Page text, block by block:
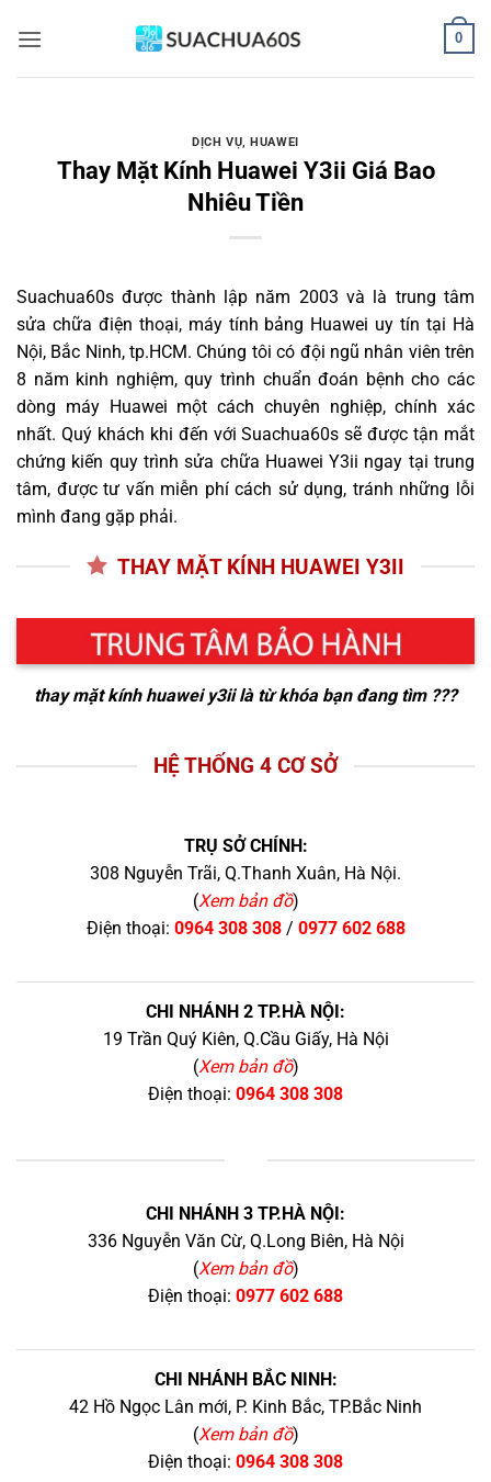
qua
0
DỊCH VỤ,HUAWEI
Thay Mặt Kính Huawei Y3ii Giá Bao
Nhiêu Tiền
Suachua60s được thành lập năm 2003 và là trung tâm
sửa chữa điện thoại, máy tính bảng Huawei uy tín tại Hà
Nội, Bắc Ninh, tp.HCM. Chúng tôi có đội ngũ nhân viên trên
8 năm kinh nghiệm, quy trình chuẩn đoán bệnh cho các
dòng máy Huawei một cách chuyên nghiệp, chính xác
nhất. Quý khách khi đến với Suachua60s sẽ được tận mắt
chứng kiến quy trình sửa chữa Huawei Y3ii ngay tại trung
tâm, được tư vấn miễn phí cách sử dụng, tránh những lỗi
mình đang gặp phải.
THAY MẶT KÍNH HUAWEI Y3II
thay mặt kính huawei y3iilà từ khóa bạn đang tìm ???
HỆ THỐNG 4 CƠ SỞ
TRỤ SỞ CHÍNH:
308 Nguyễn Trãi, Q.Thanh Xuân, Hà Nội.
(Xem bản đồ)
Điện thoại: 0964 308 308/ 0977 602 688
CHI NHÁNH 2 TP.HÀ NỘI:
19 Trần Quý Kiên, Q.Cầu Giấy, Hà Nội
(Xem bản đồ)
Điện thoại: 0964 308 308
CHI NHÁNH 3 TP.HÀ NỘI:
336 Nguyễn Văn Cừ, Q.Long Biên, Hà Nội
(Xem bản đồ)
Điện thoại: 0977 602 688
CHI NHÁNH BẮC NINH:
42 Hồ Ngọc Lân mới, P. Kinh Bắc, TP.Bắc Ninh
(Xem bản đồ)
Điện thoại: 0964 308 308